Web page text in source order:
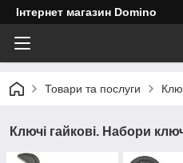
Інтернет магазин Domino
Товари та послуги
Ключі гайкові. Набори